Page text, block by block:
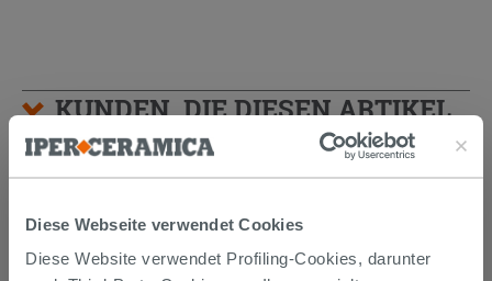
Diese Webseite verwendet Cookies
Diese Website verwendet Profiling-Cookies, darunter
KUNDEN, DIE DIESEN ARTIKEL
GEKAUFT HABEN, KAUFTEN
AUCH...